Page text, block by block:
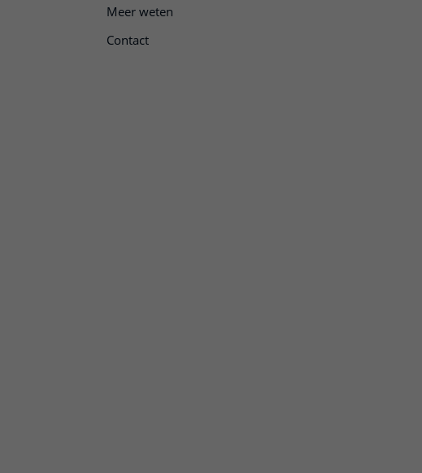
Meer weten
Contact